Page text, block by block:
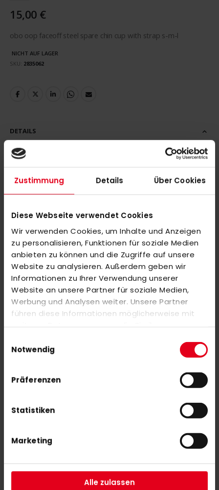
Zustimmung Details Über Cookies
Diese Webseite verwendet Cookies
Wir verwenden Cookies, um Inhalte und Anzeigen
zu personalisieren, Funktionen für soziale Medien
anbieten zu können und die Zugriffe auf unsere
Website zu analysieren. Außerdem geben wir
Informationen zu Ihrer Verwendung unserer
Website an unsere Partner für soziale Medien,
Werbung und Analysen weiter. Unsere Partner
führen diese Informationen möglicherweise mit
weiteren Daten zusammen, die Sie ihnen
Nutzung der Dienste gesammelt haben.
Notwendig
Präferenzen
Statistiken
Marketing
Alle zulassen
15,00 €
obo oop faceoff steel spare chin cup with strap s-m-l
NICHT AUF LAGER
SKU 2835062
DETAILS
BEWERTUNGEN
ÄHNLICHE PRODUKTE
Markieren Sie die Artikel, um Sie dem Warenkorb hinzuzufügen
oderAlle auswählen
adidas SC Victoria Hoody Youth navy
55,00 €
adidas SCHC Techfit Korte Broek Senior Marine
Mit unserem Newsletter seid ihr immer auf den neuesten Stand
was News, Tipps und Rabattaktionen rund um unseren Shop